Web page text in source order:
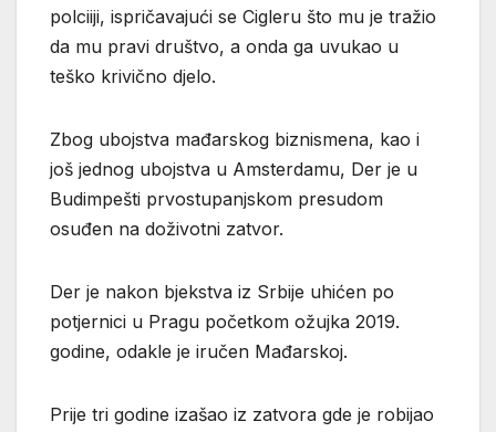
polciiji, ispričavajući se Cigleru što mu je tražio
da mu pravi društvo, a onda ga uvukao u
teško krivično djelo.
Zbog ubojstva mađarskog biznismena, kao i
još jednog ubojstva u Amsterdamu, Der je u
Budimpešti prvostupanjskom presudom
osuđen na doživotni zatvor.
Der je nakon bjekstva iz Srbije uhićen po
potjernici u Pragu početkom ožujka 2019.
godine, odakle je iručen Mađarskoj.
Prije tri godine izašao iz zatvora gde je robijao